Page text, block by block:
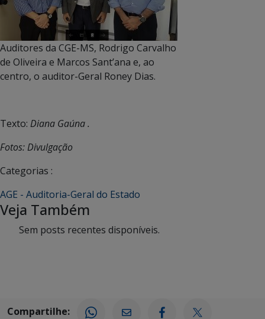
Auditores da CGE-MS, Rodrigo Carvalho
de Oliveira e Marcos Sant’ana e, ao
centro, o auditor-Geral Roney Dias.
Texto: Diana Gaúna .
Fotos: Divulgação
Categorias :
AGE - Auditoria-Geral do Estado
Veja Também
Sem posts recentes disponíveis.
Compartilhe: